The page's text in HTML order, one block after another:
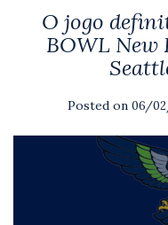
O jogo
BOWL
Posted on 06/